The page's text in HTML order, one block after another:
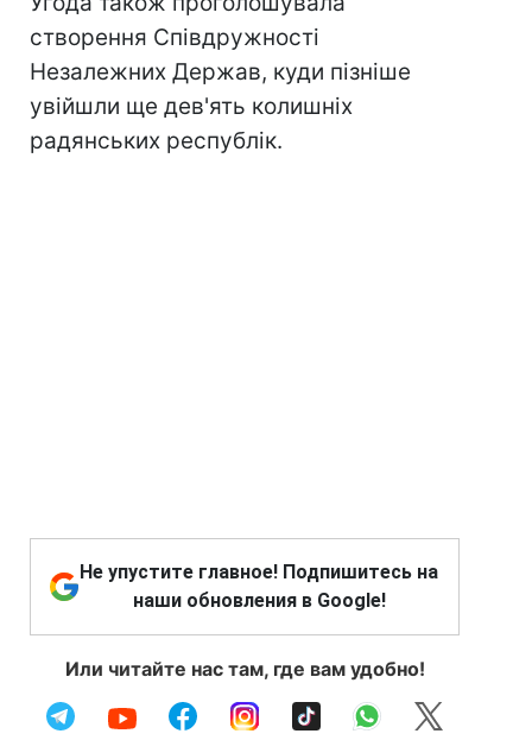
створення Співдружності
Незалежних Держав, куди пізніше
увійшли ще дев'ять колишніх
радянських республік.
Не упустите главное! Подпишитесь на
наши обновления в Google!
Или читайте нас там, где вам удобно!